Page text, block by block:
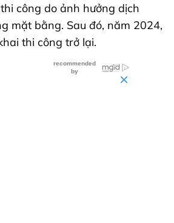
công do ảnh hưởng dịch
mặt bằng. Sau đó, năm 2024,
thi công trở lại.